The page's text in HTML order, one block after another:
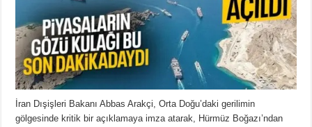
İran Dışişleri Bakanı Abbas Arakçi, Orta Doğu’daki gerilimin
gölgesinde kritik bir açıklamaya imza atarak, Hürmüz Boğazı’ndan